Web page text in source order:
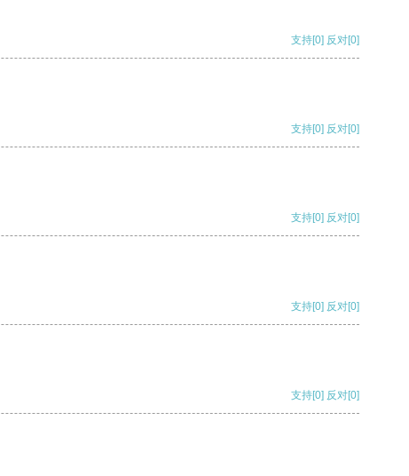
支持[0] 反对[0]
支持[0] 反对[0]
支持[0] 反对[0]
支持[0] 反对[0]
支持[0] 反对[0]